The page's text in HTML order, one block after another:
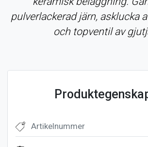
pulverlackerad järn, asklucka
och topventil av
Artikelnummer